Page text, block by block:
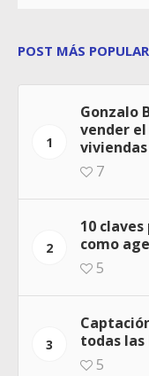
POST MÁS
1
Gonzalo
vender
7
2
10
como
5
3
todas las
5